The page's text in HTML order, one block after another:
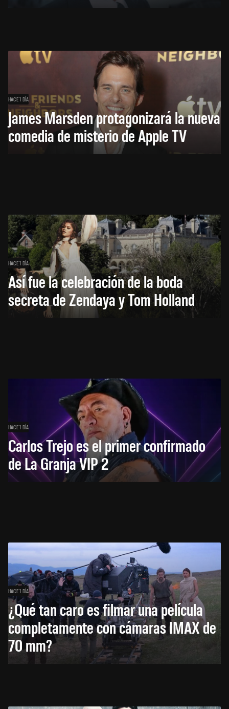
HACE 1 DÍA
James Marsden protagonizará la nueva
comedia de misterio de Apple TV
HACE 1 DÍA
Así fue la celebración de la boda
secreta de Zendaya y Tom Holland
HACE 1 DÍA
Carlos Trejo es el primer confirmado
de La Granja VIP 2
HACE 1 DÍA
¿Qué tan caro es filmar una película
completamente con cámaras IMAX de
70 mm?